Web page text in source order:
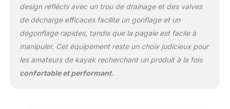
plus de rigidité et de
soutien qu'un plancher à
poutre en I, et la surface
sera plus plate pour vous
permettre de mieux vous
asseoir. Le siège
rembourré en EVA offre
design réfléchi avec un trou de drainage et des valves
de décharge efficaces facilite un gonflage et un
dégonflage rapides, tandis que la pagaie est facile à
manipuler. Cet équipement reste un choix judicieux pour
les amateurs de kayak recherchant un produit à la fois
confortable et performant.